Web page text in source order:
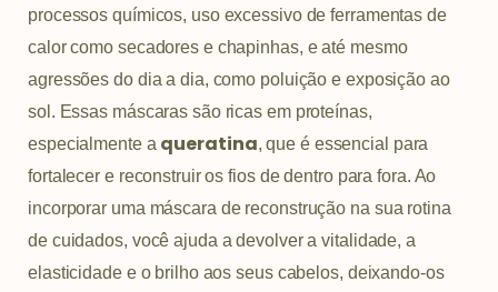
processos químicos, uso excessivo de ferramentas de
calor como secadores e chapinhas, e até mesmo
agressões do dia a dia, como poluição e exposição ao
sol. Essas máscaras são ricas em proteínas,
especialmente a queratina, que é essencial para
fortalecer e reconstruir os fios de dentro para fora. Ao
incorporar uma máscara de reconstrução na sua rotina
de cuidados, você ajuda a devolver a vitalidade, a
elasticidade e o brilho aos seus cabelos, deixando-os